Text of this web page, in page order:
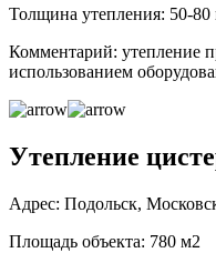
Толщина утепления: 50-
Комментарий: утепление
использованием
Утепление
Адрес: Подольск,
Площадь объекта: 780 м2